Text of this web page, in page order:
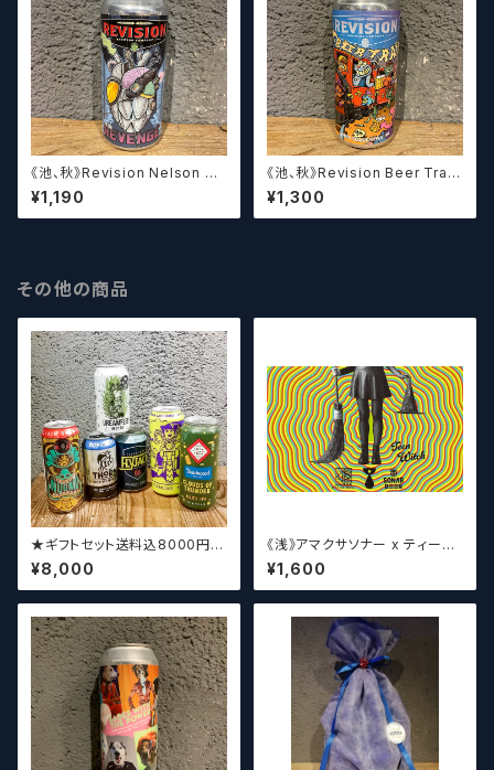
《池、秋》Revision Nelson Re
venge/ リヴィジョン ネルソン
リベンジ【クラフトビール】
¥1,190
《池、秋》Revision Beer Train
(AleSmith Collab) / リヴィジ
ョン ビアトレイン エールスミス
コラボ【クラフトビール】
¥1,300
その他の商品
★ギフトセット送料込8000円★
（お好みに合わせて高価なビー
ルも含めて5～6本チョイスさせ
ていただきます）【クラフトビー
¥8,000
《浅》アマクサソナー x ティーン
エイジ x ウィッチクラフト / Am
akusa sonar x Teenage Br
ewing ×WITCH CRAFT Tee
¥1,600